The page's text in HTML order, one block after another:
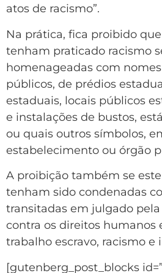
atos de racismo”.
Na prática, fica proibido
tenham praticado racismo
homenageadas com
públicos, de prédios
estaduais, locais públicos
e instalações de bustos,
ou quais outros símbolos,
estabelecimento ou órgão
A proibição também se
tenham sido condenadas
transitadas em julgado
contra os direitos humanos
trabalho escravo, racismo e
[gutenberg_post_blocks